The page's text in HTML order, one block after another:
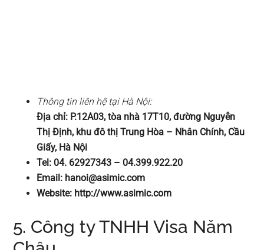
Thông tin liên hệ tại Hà Nội:
Địa chỉ: P.12A03, tòa nhà 17T10, đường Nguyễn
Thị Định, khu đô thị Trung Hòa – Nhân Chính, Cầu
Giấy, Hà Nội
Tel: 04. 62927343 – 04.399.922.20
Email: hanoi@asimic.com
Website: http://www.asimic.com
5. Công ty TNHH Visa Năm